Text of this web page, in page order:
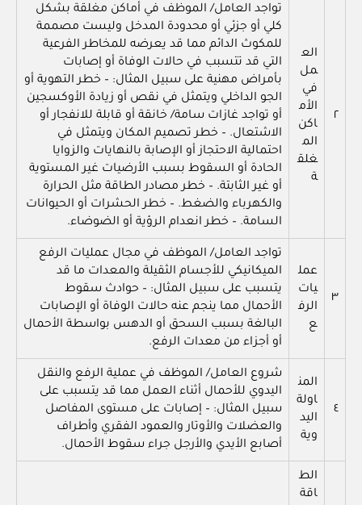
٢
الع
مل
في
الأم
اكن
الم
غلق
ة
تواجد العامل/ الموظف في أماكن مغلقة بشكل
كلي أو جزئي أو محدودة المدخل وليست مصممة
للمكوث الدائم مما قد يعرضه للمخاطر الفرعية
التي قد تتسبب في حالات الوفاة أو إصابات
بأمراض مهنية على سبيل المثال: – خطر التهوية أو
الجو الداخلي ويتمثل في نقص أو زيادة الأوكسجين
أو تواجد غازات سامة/ خانقة أو قابلة للانفجار أو
الاشتعال. – خطر تصميم المكان ويتمثل في
احتمالية الاحتجاز أو الإصابة بالنهايات والزوايا
الحادة أو السقوط بسبب الأرضيات غير المستوية
أو غير الثابتة. – خطر مصادر الطاقة مثل الحرارة
والكهرباء والضغط. – خطر الحشرات أو الحيوانات
السامة. – خطر انعدام الرؤية أو الضوضاء.
٣
عمل
يات
الرف
ع
تواجد العامل/ الموظف في مجال عمليات الرفع
الميكانيكي للأجسام الثقيلة والمعدات ما قد
يتسبب على سبيل المثال: – حوادث سقوط
الأحمال مما ينجم عنه حالات الوفاة أو الإصابات
البالغة بسبب السحق أو الدهس بواسطة الأحمال
أو أجزاء من معدات الرفع.
٤
المن
اولة
اليد
وية
شروع العامل/ الموظف في عملية الرفع والنقل
اليدوي للأحمال أثناء العمل مما قد يتسبب على
سبيل المثال: – إصابات على مستوى المفاصل
والعضلات والأوتار والعمود الفقري وأطراف
أصابع الأيدي والأرجل جراء سقوط الأحمال.
الط
اقة